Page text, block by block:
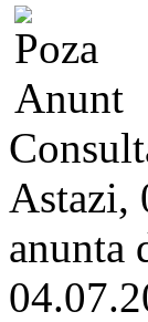
Astazi,
anunta